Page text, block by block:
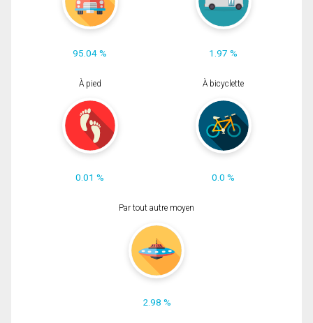
95.04 % 1.97 %
À pied
0.01 %
À bicyclette
0.0 %
Par tout autre moyen
2.98 %